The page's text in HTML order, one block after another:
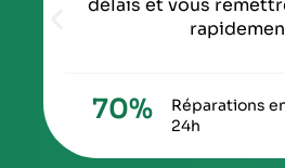
délais et vous
Réparations
24h
70%